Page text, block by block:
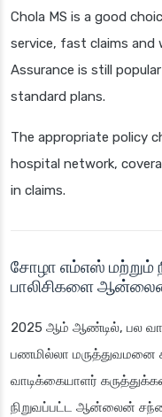
Chola MS is a good
service, fast claims and
Assurance is still
standard plans.
The appropriate policy
hospital network,
in claims.
சோழா எம்எஸ் மற்றும்
பாலிசிகளை
2025 ஆம் ஆண்டில், பல
பணமில்லா மருத்துவமனை
வாடிக்கையாளர்
நிறுவப்பட்ட ஆன்லைன்